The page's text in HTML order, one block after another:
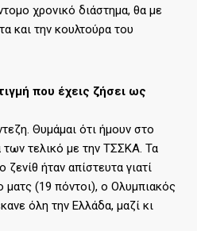
χρονικό διάστημα, θα με
και την κουλτούρα του
που έχεις ζήσει ως
Θυμάμαι ότι ήμουν στο
των τελικό με την ΤΣΣΚΑ. Τα
ήταν απίστευτα γιατί
ματς (19 πόντοι), ο Ολυμπιακός
όλη την Ελλάδα, μαζί κι